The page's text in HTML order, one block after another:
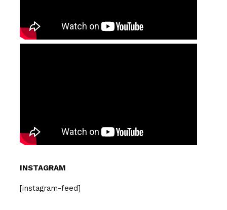
INSTAGRAM
[instagram-feed]